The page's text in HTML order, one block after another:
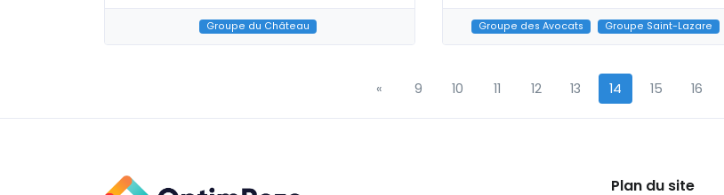
Groupe du Château Groupe des Avocats Groupe Saint-Lazare
« 9 10 11 12 13 14 15 16
Plan du site